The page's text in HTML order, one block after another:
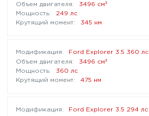
3496 см³
249 лс
345 нм
Ford Explorer 3.5 360 лс
3496 см³
360 лс
475 нм
Ford Explorer 3.5 294 лс